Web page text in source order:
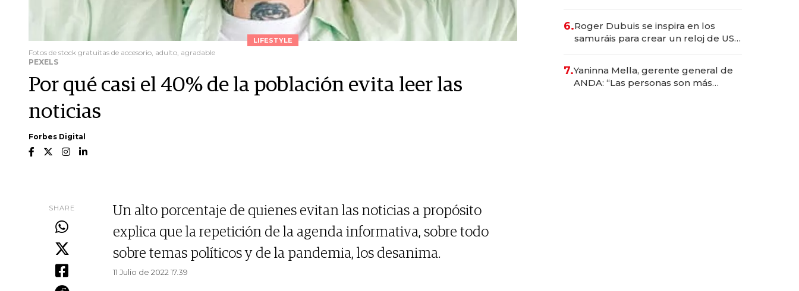
LIFESTYLE
Fotos de stock gratuitas de accesorio, adulto, agradable
PEXELS
Por qué casi el 40% de la población evita leer las
noticias
Forbes Digital
SHARE
Un alto porcentaje de quienes evitan las noticias a propósito
explica que la repetición de la agenda informativa, sobre todo
sobre temas políticos y de la pandemia, los desanima.
11 Julio de 2022 17.39
6.Roger Dubuis se inspira en los
samuráis para crear un reloj de US$
7.Yaninna Mella, gerente general de
ANDA: “Las personas son más